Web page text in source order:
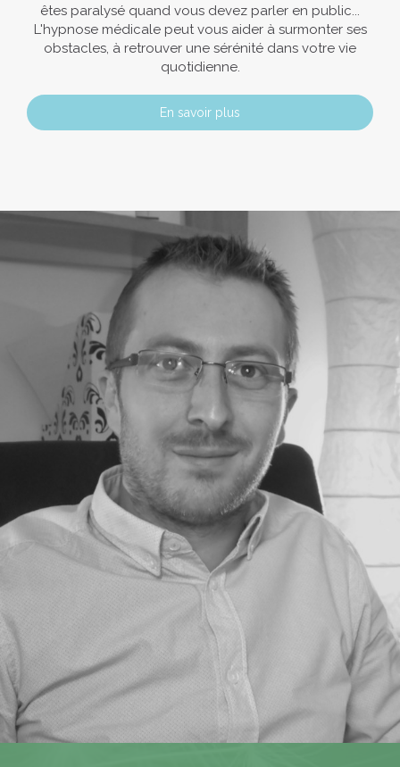
êtes paralysé quand vous devez parler en public...
L'hypnose médicale peut vous aider à surmonter ses
obstacles, à retrouver une sérénité dans votre vie
quotidienne.
En savoir plus